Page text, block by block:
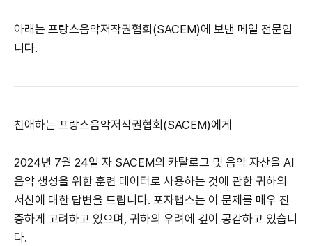
아래는 프랑스음악저작권협회(SACEM)에 보낸 메일 전문입
니다.
친애하는 프랑스음악저작권협회(SACEM)에게
2024년 7월 24일 자 SACEM의 카탈로그 및 음악 자산을 AI
음악 생성을 위한 훈련 데이터로 사용하는 것에 관한 귀하의
서신에 대한 답변을 드립니다. 포자랩스는 이 문제를 매우 진
중하게 고려하고 있으며, 귀하의 우려에 깊이 공감하고 있습니
다.